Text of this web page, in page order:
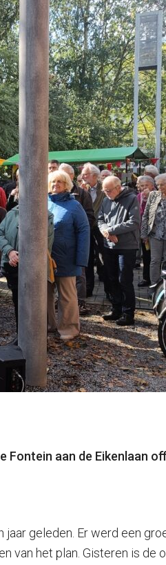
aan de Eikenlaan
geleden. Er werd een
van het plan. Gisteren is